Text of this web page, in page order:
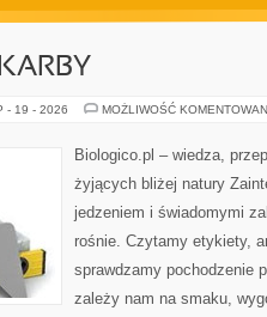
- 19 - 2026 MOŻLIWOŚĆ
Biologico.pl – wiedza,
żyjących bliżej natury
jedzeniem i świadomymi
rośnie. Czytamy etykiety,
sprawdzamy pochodzenie
zależy nam na smaku,